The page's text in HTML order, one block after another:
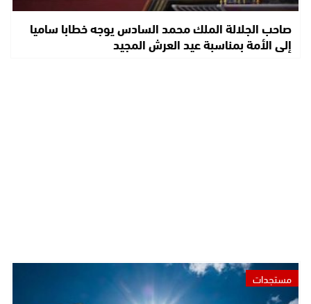
صاحب الجلالة الملك محمد السادس يوجه خطابا ساميا
إلى الأمة بمناسبة عيد العرش المجيد
مستجدات